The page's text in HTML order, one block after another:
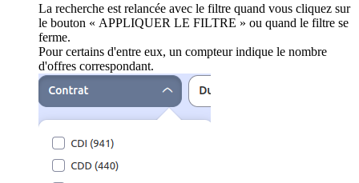
La recherche est relancée avec le filtre quand vous cliquez sur
le bouton « APPLIQUER LE FILTRE » ou quand le filtre se
ferme.
Pour certains d'entre eux, un compteur indique le nombre
d'offres correspondant.